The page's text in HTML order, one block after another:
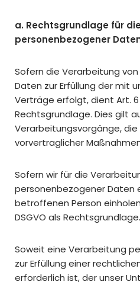
a. Rechtsgrundlage für
personenbezogener
Sofern die Verarbeitung
Daten zur Erfüllung der mit
Verträge erfolgt, dient Art. 6
Rechtsgrundlage. Dies gilt
Verarbeitungsvorgänge, die
vorvertraglicher
Sofern wir für die
personenbezogener Daten
betroffenen Person
DSGVO als Rechtsgrundlage.
Soweit eine Verarbeitung
zur Erfüllung einer
erforderlich ist, der unser